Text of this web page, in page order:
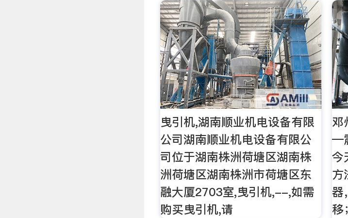
曳引机,湖南顺业机电设备有限
公司湖南顺业机电设备有限公
司位于湖南株洲荷塘区湖南株
洲荷塘区湖南株洲市荷塘区东
融大厦2703室,曳引机,--,如需
购买曳引机,请
邓
—
今
方
器
移